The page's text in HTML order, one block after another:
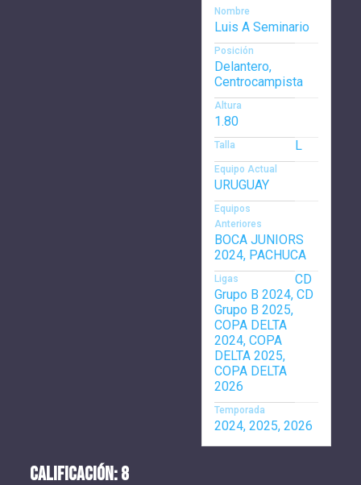
Nombre
Luis A Seminario
Posición
Delantero,
Centrocampista
Altura
1.80
Talla L
Equipo Actual
URUGUAY
Equipos
Anteriores
BOCA JUNIORS
2024, PACHUCA
Ligas
CD
Grupo B 2024, CD
Grupo B 2025,
COPA DELTA
2024, COPA
DELTA 2025,
COPA DELTA
2026
Temporada
2024, 2025, 2026
CALIFICACIÓN: 8